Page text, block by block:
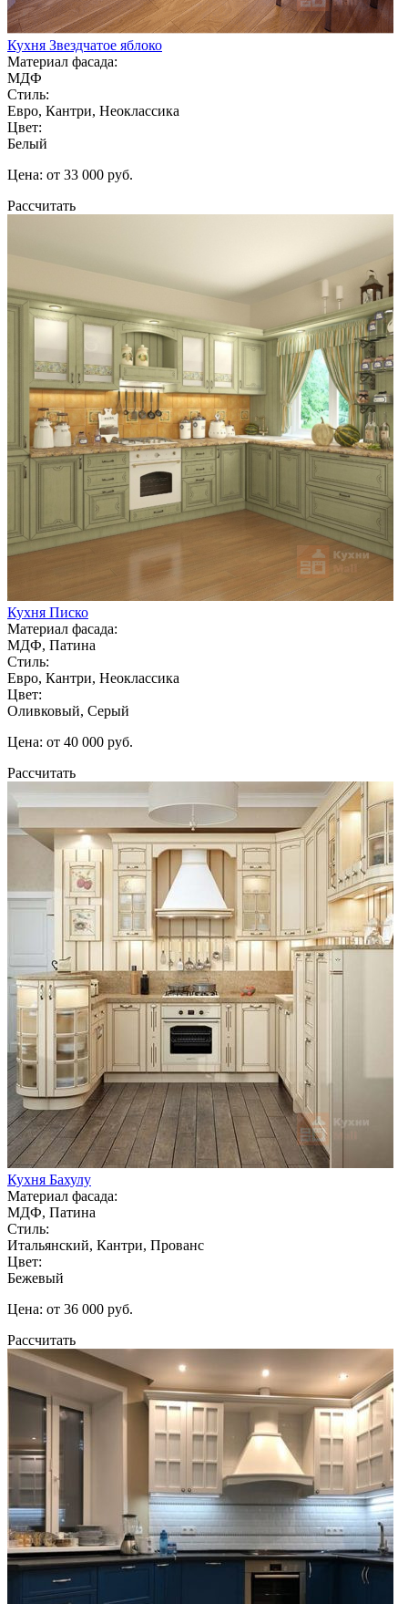
Кухня Звездчатое яблоко
Материал фасада:
МДФ
Стиль:
Евро, Кантри, Неоклассика
Цвет:
Белый
Цена: от 33 000 руб.
Рассчитать
Кухня Писко
Материал фасада:
МДФ, Патина
Стиль:
Евро, Кантри, Неоклассика
Цвет:
Оливковый, Серый
Цена: от 40 000 руб.
Рассчитать
Кухня Бахулу
Материал фасада:
МДФ, Патина
Стиль:
Итальянский, Кантри, Прованс
Цвет:
Бежевый
Цена: от 36 000 руб.
Рассчитать